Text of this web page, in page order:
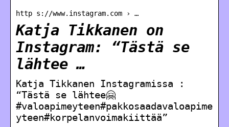
http s://www.instagram.com › …
Katja Tikkanen on
Instagram: “Tästä se
lähtee …
Katja Tikkanen Instagramissa :
“Tästä se lähtee🤗
#valoapimeyteen#pakkosaadavaloapime
yteen#korpelanvoimakiittää”